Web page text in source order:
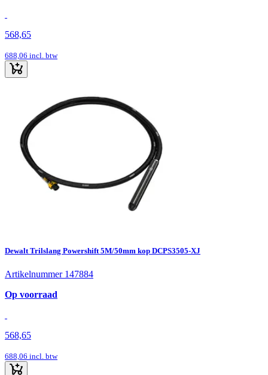
568,65
688,06 incl. btw
Dewalt Trilslang Powershift 5M/50mm kop DCPS3505-XJ
Artikelnummer 147884
Op voorraad
568,65
688,06 incl. btw